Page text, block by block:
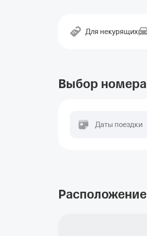
Для некурящих
Выбор номера
Даты поездки
Расположение